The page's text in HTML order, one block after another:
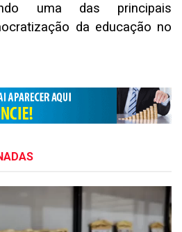
uma das principais
da educação no